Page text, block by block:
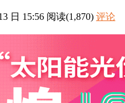
日 15:56 阅读(1,870) 评论